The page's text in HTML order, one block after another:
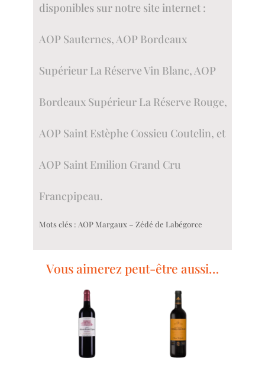
disponibles sur notre site internet :
AOP Sauternes,AOP Bordeaux
Supérieur La Réserve Vin Blanc,AOP
Bordeaux Supérieur La Réserve Rouge,
AOP Saint Estèphe Cossieu Coutelin, et
AOP Saint Emilion Grand Cru
Francpipeau.
Mots clés : AOP Margaux – Zédé de Labégorce
Vous aimerez peut-être aussi…